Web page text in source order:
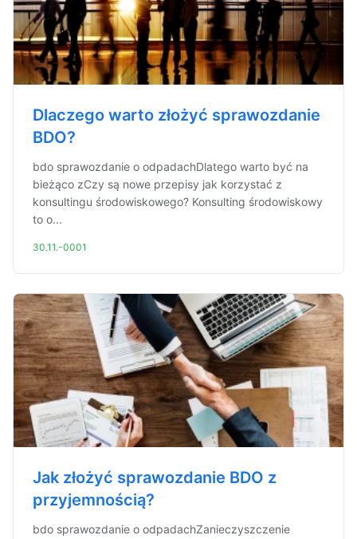
Dlaczego warto złożyć sprawozdanie
BDO?
bdo sprawozdanie o odpadachDlatego warto być na
bieżąco zCzy są nowe przepisy jak korzystać z
konsultingu środowiskowego? Konsulting środowiskowy
to o...
30.11.-0001
Jak złożyć sprawozdanie BDO z
przyjemnością?
bdo sprawozdanie o odpadachZanieczyszczenie